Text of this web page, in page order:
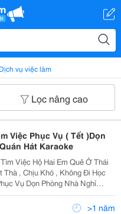
Dịch vụ việc làm
Lọc nâng cao
Việc Phục Vụ ( Tết )Dọn
Hát Karaoke
Việc Hộ Hai Em Quê Ở Thái
Thà , Chịu Khó , Không Đi Học
Vụ Dọn Phòng Nhà Nghỉ
, Hai Em Có Thể Làm Cả Ca
, Hai Em Có Giấy Tờ Đầy Đủ Đi
>1 năm